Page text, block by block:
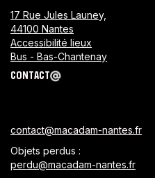
17 Rue Jules Launey,
44100 Nantes
Accessibilité lieux
Bus - Bas-Chantenay
CONTACT
contact@macadam-nantes.fr
Objets perdus :
perdu@macadam-nantes.fr